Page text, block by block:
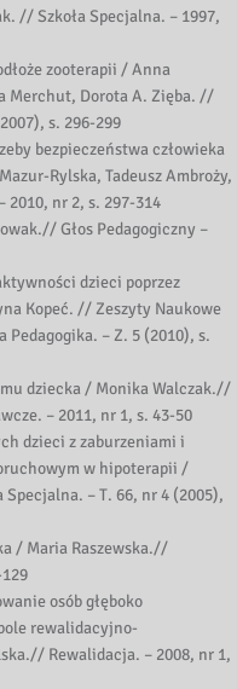
// Szkoła Specjalna. – 1997,
zooterapii / Anna
Merchut, Dorota A. Zięba. //
s. 296-299
bezpieczeństwa człowieka
Rylska, Tadeusz Ambroży,
nr 2, s. 297-314
Głos Pedagogiczny –
dzieci poprzez
Kopeć. // Zeszyty Naukowe
Pedagogika. – Z. 5 (2010), s.
dziecka / Monika Walczak.//
– 2011, nr 1, s. 43-50
dzieci z zaburzeniami i
w hipoterapii /
– T. 66, nr 4 (2005),
/ Maria Raszewska.//
osób głęboko
rewalidacyjno-
Rewalidacja. – 2008, nr 1,